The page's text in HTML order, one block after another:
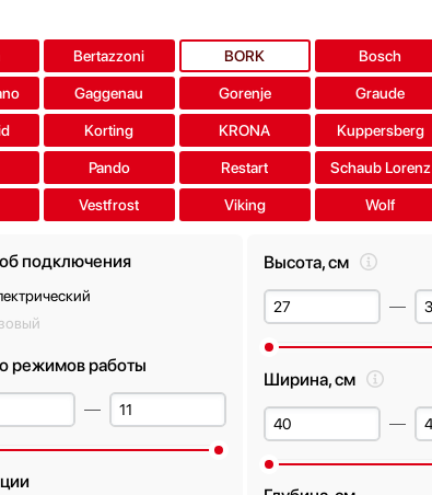
Bertazzoni BORK Bosch
Gaggenau Gorenje Graude
Korting KRONA Kuppersberg
Pando Restart Schaub Lorenz
Vestfrost Viking Wolf
подключения
режимов работы
Высота, см
Ширина, см